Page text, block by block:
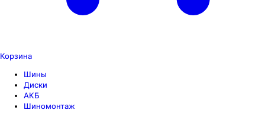
Корзина
Шины
Диски
АКБ
Шиномонтаж